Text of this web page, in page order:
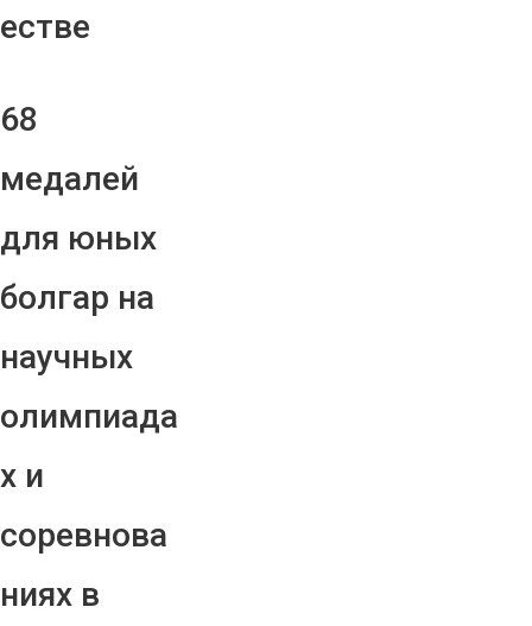
естве
68
медалей
для юных
болгар на
научных
олимпиада
х и
соревнова
ниях в